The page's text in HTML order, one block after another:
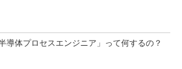
半導体プロセスエンジニア」って何するの？